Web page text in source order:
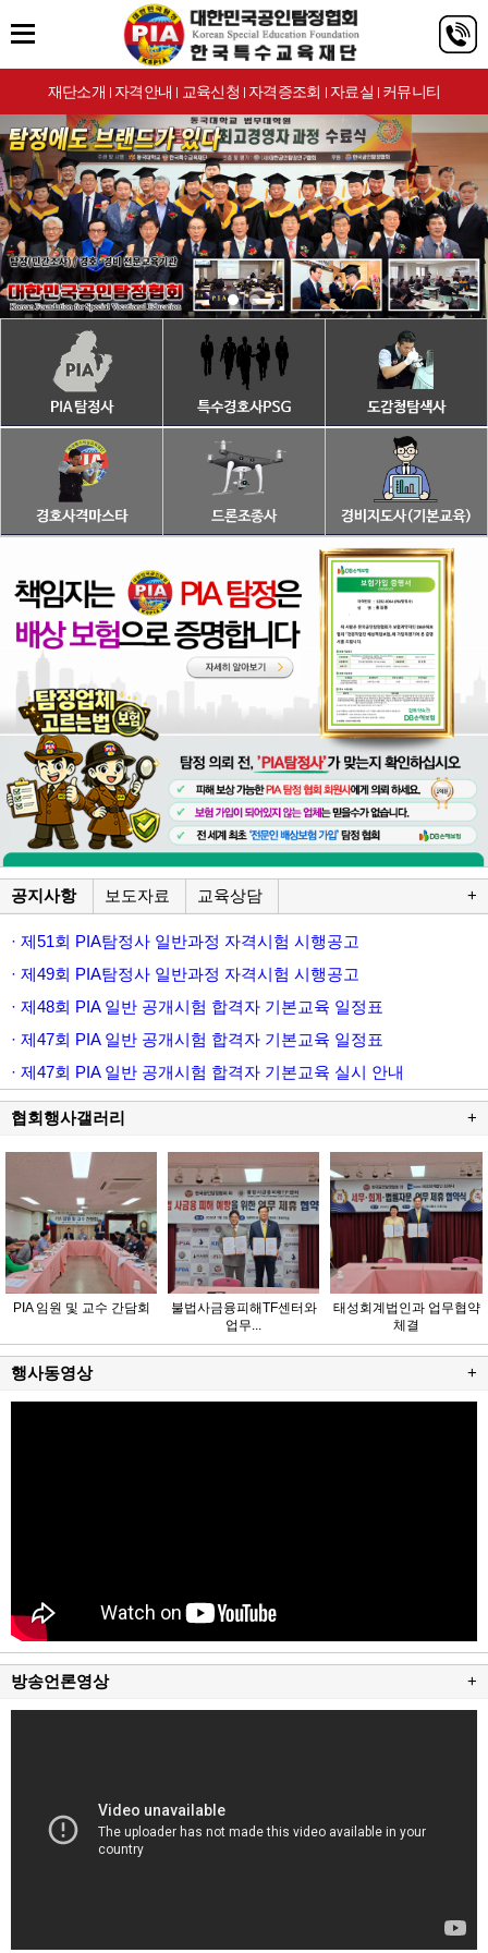
재단소개 | 자격안내 | 교육신청 | 자격증조회 | 자료실 | 커뮤니티
공지사항 보도자료 교육상담 +
· 제51회 PIA탐정사 일반과정 자격시험 시행공고
· 제49회 PIA탐정사 일반과정 자격시험 시행공고
· 제48회 PIA 일반 공개시험 합격자 기본교육 일정표
· 제47회 PIA 일반 공개시험 합격자 기본교육 일정표
· 제47회 PIA 일반 공개시험 합격자 기본교육 실시 안내
협회행사갤러리 +
PIA 임원 및 교수 간담회
불법사금융피해TF센터와
업무...
태성회계법인과 업무협약
체결
행사동영상 +
방송언론영상 +